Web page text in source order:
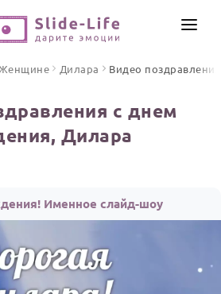
Женщине Дилара Видео поздравления
с днем
Дилара
Именное слайд-шоу